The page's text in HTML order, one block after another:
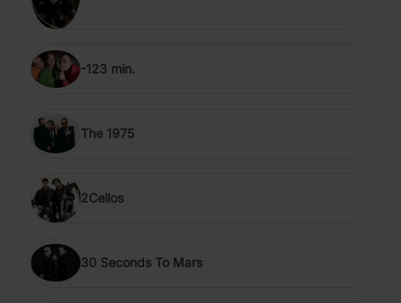
-123 min.
The 1975
2Cellos
30 Seconds To Mars